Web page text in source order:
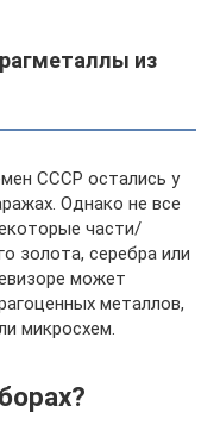
из
СССР остались у
Однако не все
части/
золота, серебра или
может
металлов,
микросхем.